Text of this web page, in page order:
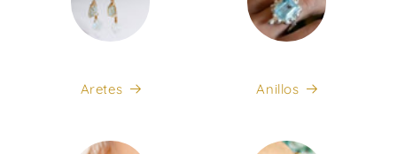
Aretes Anillos